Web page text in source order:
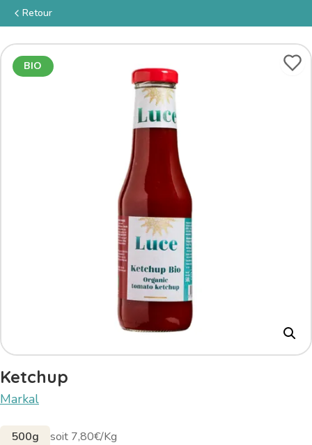
Retour
BIO
Ketchup
Markal
500g soit 7,80€/Kg